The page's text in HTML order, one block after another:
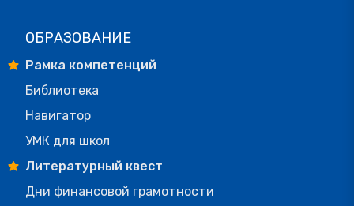
ОБРАЗОВАНИЕ
Рамка компетенций
Библиотека
Навигатор
УМК для школ
Литературный квест
Дни финансовой грамотности